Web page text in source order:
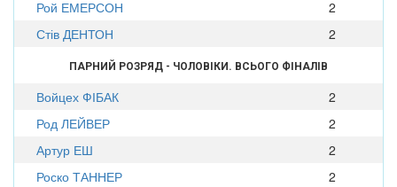
Рой ЕМЕРСОН
2
Стів ДЕНТОН
2
ПАРНИЙ РОЗРЯД - ЧОЛОВІКИ. ВСЬОГО ФІНАЛІВ
Войцех ФІБАК
2
Род ЛЕЙВЕР
2
Артур ЕШ
2
Роско ТАННЕР
2